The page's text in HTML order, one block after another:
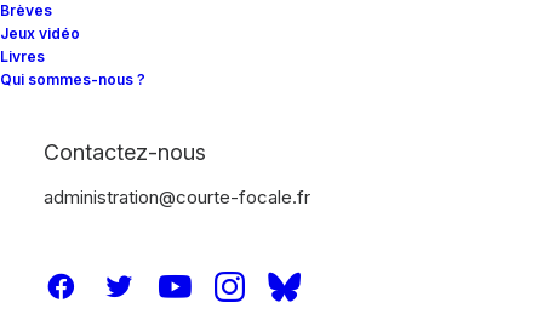
Brèves
Jeux vidéo
Livres
Qui sommes-nous ?
Contactez-nous
administration@courte-focale.fr